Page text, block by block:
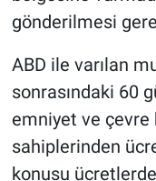
gönderilmesi
ABD ile varılan
sonrasındaki 60
emniyet ve
sahiplerinden
konusu